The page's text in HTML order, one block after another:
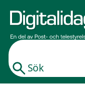
Sök